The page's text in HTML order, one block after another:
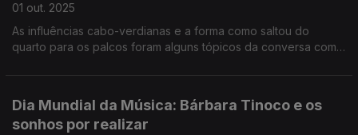
01 out. 2025
As influências cabo-verdianas e a forma como saltou do
quarto para os palcos foram alguns tópicos da conversa com a
Dia Mundial da Música: Bárbara Tinoco e os
sonhos por realizar